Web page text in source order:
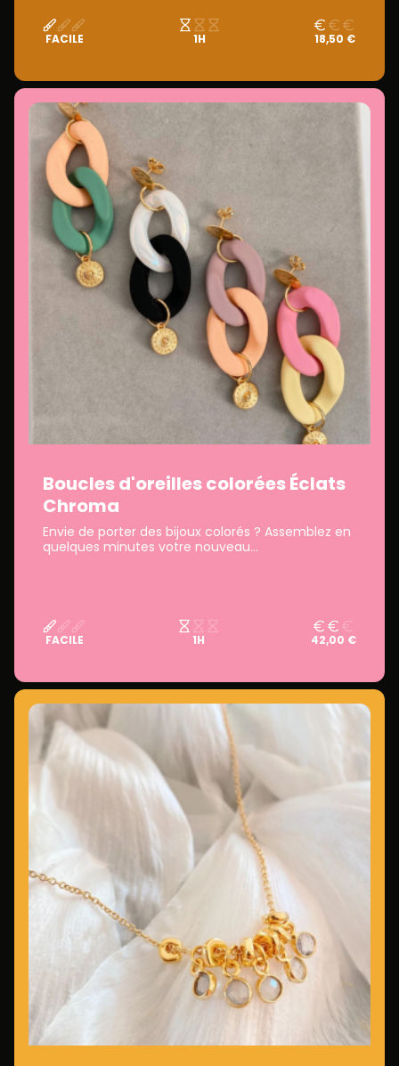
FACILE 1H 18,50 €
Boucles d'oreilles colorées Éclats
Chroma
Envie de porter des bijoux colorés ? Assemblez en
quelques minutes votre nouveau...
FACILE 1H 42,00 €